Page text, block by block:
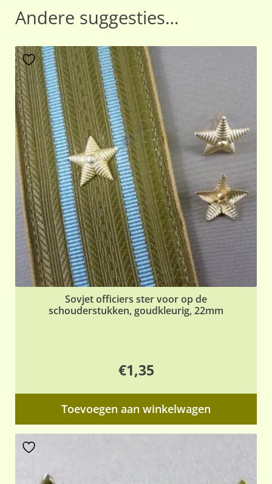
Andere suggesties…
Sovjet officiers ster voor op de
schouderstukken, goudkleurig, 22mm
€1,35
Toevoegen aan winkelwagen